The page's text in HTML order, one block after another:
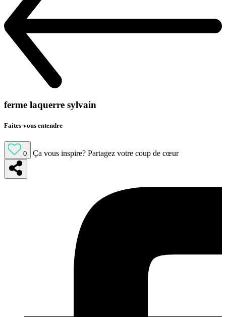
ferme laquerre sylvain
Faites-vous entendre
0 Ça vous inspire? Partagez votre coup de cœur